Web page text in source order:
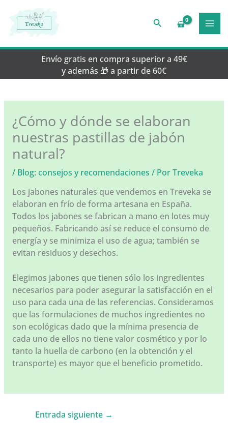
contenido
Buscar
Envío gratis en compra superior a 49€
y además 🎁 a partir de 60€
¿Cómo y dónde se elaboran
nuestras pastillas de jabón
natural?
/ Blog: consejos y recomendaciones / PorTreveka
Los jabones naturales que vendemos en Treveka se
elaboran en frío de forma artesana en España.
Todos los jabones se fabrican a mano en lotes muy
pequeños. Fabricando así se reduce el consumo de
energía y se minimiza el uso de agua; también se
evitan residuos y desechos.
Elegimos jabones que tienen sólo los ingredientes
necesarios para poder asegurar la satisfacción en el
uso para cada una de las referencias. Consideramos
que las formulaciones de muchos ingredientes no
son ecológicas dado que la mínima presencia de
cada uno de ellos no tiene valor cosmético y por lo
tanto la huella de carbono (en la obtención y el
transporte) es mayor que el beneficio prometido.
Entrada siguiente →